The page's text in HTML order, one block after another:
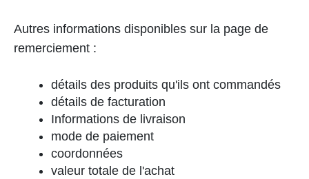
Autres informations disponibles sur la page de
remerciement :
détails des produits qu'ils ont commandés
détails de facturation
Informations de livraison
mode de paiement
coordonnées
valeur totale de l'achat